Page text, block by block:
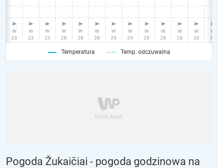
Temperatura Temp. odczuwalna
Pogoda Žukaičiai - pogoda godzinowa na